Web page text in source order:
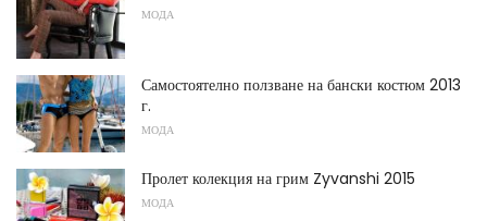
МОДА
Самостоятелно ползване на бански костюм 2013
г.
МОДА
Пролет колекция на грим Zyvanshi 2015
МОДА